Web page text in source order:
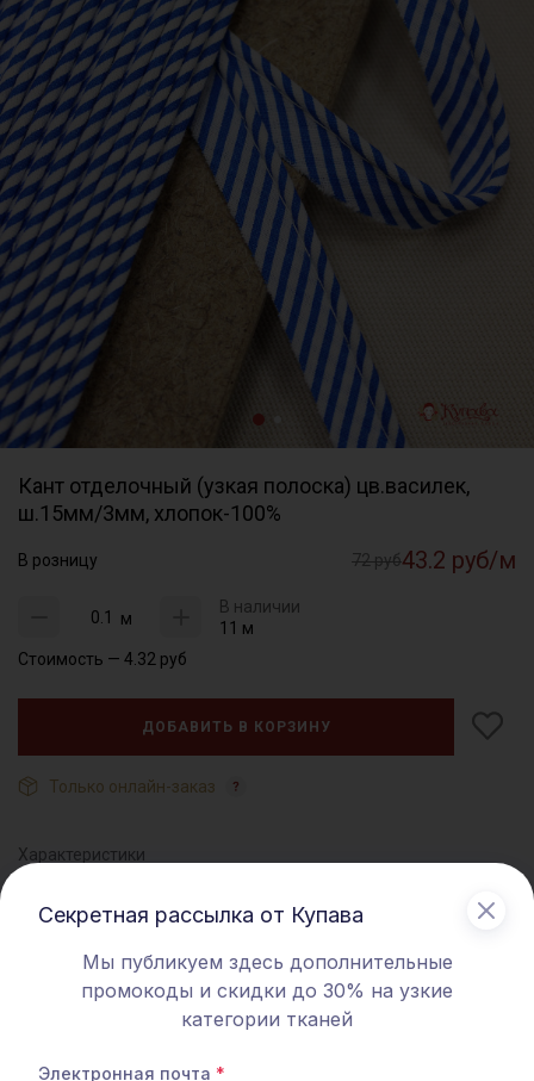
Кант отделочный (узкая полоска) цв.василек,
ш.15мм/3мм, хлопок-100%
В розницу 72 руб43.2 руб/м
м
В наличии
11 м
Стоимость — 4.32 руб
ДОБАВИТЬ В КОРЗИНУ
Только онлайн-заказ
Характеристики
Состав хлопок 100%
Страна производитель Китай
020482
Тип ткани
Секретная рассылка от Купава
Мы публикуем здесь дополнительные
промокоды и скидки до 30% на узкие
категории тканей
Электронная почта